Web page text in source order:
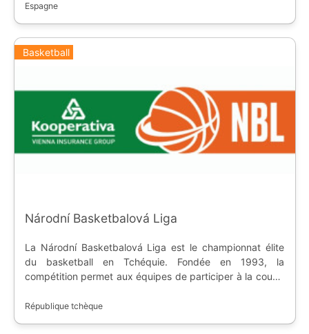
Espagne
Basketball
Národní Basketbalová Liga
La Národní Basketbalová Liga est le championnat élite
du basketball en Tchéquie. Fondée en 1993, la
compétition permet aux équipes de participer à la coupe
Europe Cup.
République tchèque